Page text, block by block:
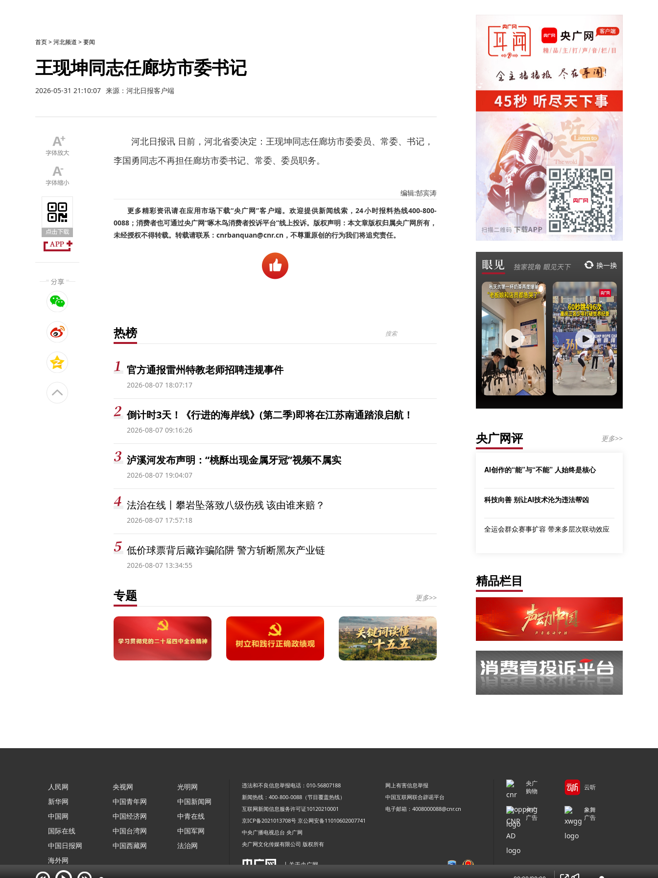
首页>河北频道 >要闻
王现坤同志任廊坊市委书记
2026-05-31 21:10:07 来源：河北日报客户端
河北日报讯 日前，河北省委决定：王现坤同志任廊坊市委委员、常委、书记，
李国勇同志不再担任廊坊市委书记、常委、委员职务。
编辑:郜宾涛
更多精彩资讯请在应用市场下载“央广网”客户端。欢迎提供新闻线索，24小时报料热线400-800-
0088；消费者也可通过央广网“啄木鸟消费者投诉平台”线上投诉。版权声明：本文章版权归属央广网所有，
未经授权不得转载。转载请联系：cnrbanquan@cnr.cn，不尊重原创的行为我们将追究责任。
热榜
官方通报雷州特教老师招聘违规事件
2026-08-07 18:07:17
倒计时3天！《行进的海岸线》(第二季)即将在江苏南通踏浪启航！
2026-08-07 09:16:26
泸溪河发布声明：“桃酥出现金属牙冠”视频不属实
2026-08-07 19:04:07
法治在线丨攀岩坠落致八级伤残 该由谁来赔？
2026-08-07 17:57:18
低价球票背后藏诈骗陷阱 警方斩断黑灰产业链
2026-08-07 13:34:55
专题 更多>>
央广网评 更多>>
AI创作的“能”与“不能” 人始终是核心
科技向善 别让AI技术沦为违法帮凶
全运会群众赛事扩容 带来多层次联动效应
精品栏目
人民网
新华网
中国网
国际在线
中国日报网
海外网
央视网
中国青年网
中国经济网
中国台湾网
中国西藏网
光明网
中国新闻网
中青在线
中国军网
法治网
违法和不良信息举报电话：010-56807188
网上有害信息举报
新闻热线：400-800-0088（节目覆盖热线）
中国互联网联合辟谣平台
互联网新闻信息服务许可证10120210001
电子邮箱：4008000088@cnr.cn
京ICP备2021013708号 京公网安备11010602007741
中央广播电视总台 央广网
央广网文化传媒有限公司 版权所有
| 关于央广网
央广
购物
云听
央广
广告
象舞
广告